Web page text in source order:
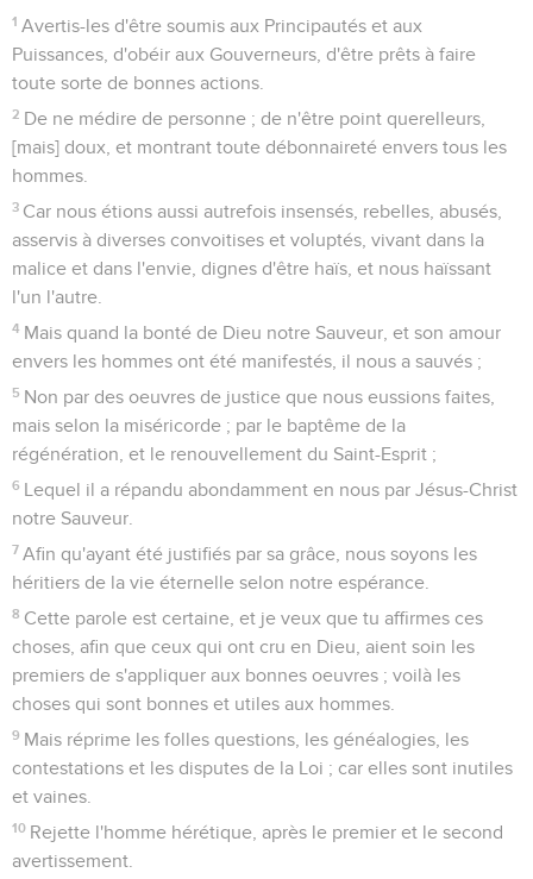
1 Avertis-les d'être soumis aux Principautés et aux
Puissances, d'obéir aux Gouverneurs, d'être prêts à faire
toute sorte de bonnes actions.
2 De ne médire de personne ; de n'être point querelleurs,
[mais] doux, et montrant toute débonnaireté envers tous les
hommes.
3 Car nous étions aussi autrefois insensés, rebelles, abusés,
asservis à diverses convoitises et voluptés, vivant dans la
malice et dans l'envie, dignes d'être haïs, et nous haïssant
l'un l'autre.
4 Mais quand la bonté de Dieu notre Sauveur, et son amour
envers les hommes ont été manifestés, il nous a sauvés ;
5 Non par des oeuvres de justice que nous eussions faites,
mais selon la miséricorde ; par le baptême de la
régénération, et le renouvellement du Saint-Esprit ;
6 Lequel il a répandu abondamment en nous par Jésus-Christ
notre Sauveur.
7 Afin qu'ayant été justifiés par sa grâce, nous soyons les
héritiers de la vie éternelle selon notre espérance.
8 Cette parole est certaine, et je veux que tu affirmes ces
choses, afin que ceux qui ont cru en Dieu, aient soin les
premiers de s'appliquer aux bonnes oeuvres ; voilà les
choses qui sont bonnes et utiles aux hommes.
9 Mais réprime les folles questions, les généalogies, les
contestations et les disputes de la Loi ; car elles sont inutiles
et vaines.
10 Rejette l'homme hérétique, après le premier et le second
avertissement.